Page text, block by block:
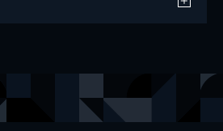
BOOK